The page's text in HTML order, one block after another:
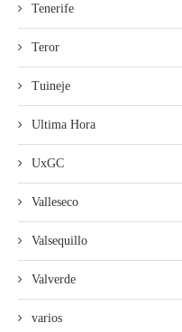
Tenerife
Teror
Tuineje
Ultima Hora
UxGC
Valleseco
Valsequillo
Valverde
varios